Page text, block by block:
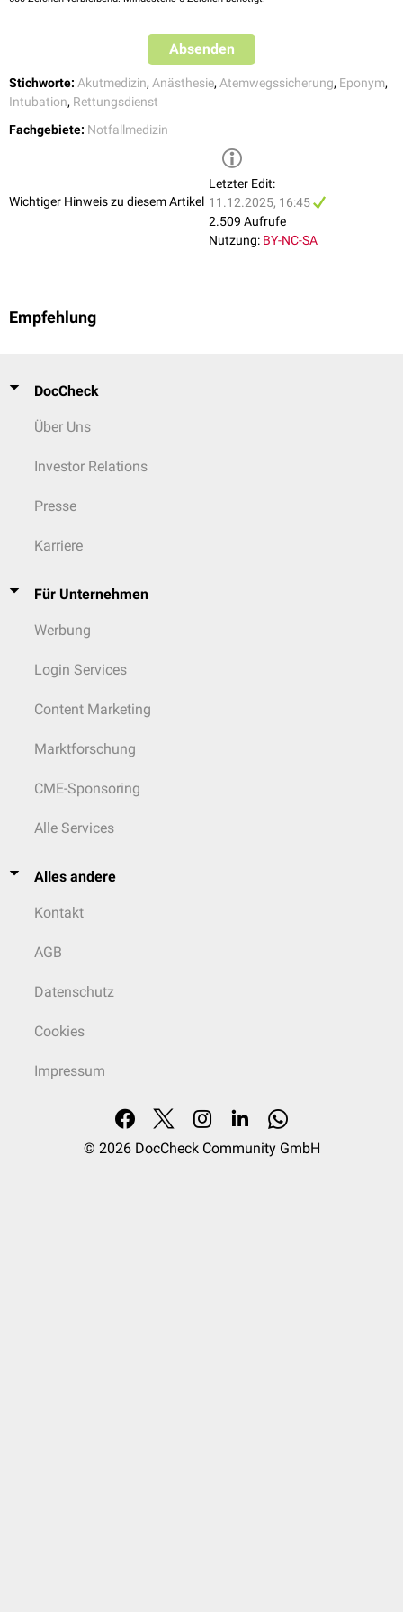
Yankauer-Sauger
Absenden
Stichworte: Akutmedizin, Anästhesie, Atemwegssicherung, Eponym,
Intubation, Rettungsdienst
Fachgebiete: Notfallmedizin
Wichtiger Hinweis zu diesem Artikel
Letzter Edit:
11.12.2025, 16:45
2.509 Aufrufe
Nutzung: BY-NC-SA
Empfehlung
DocCheck
Über Uns
Investor Relations
Presse
Karriere
Für Unternehmen
Werbung
Login Services
Content Marketing
Marktforschung
CME-Sponsoring
Alle Services
Alles andere
Kontakt
AGB
Datenschutz
Cookies
Impressum
© 2026 DocCheck Community GmbH